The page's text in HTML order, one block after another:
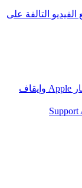
التالفة على
يستمر جهاز iPhone في إظهار شعار Apple وإيقاف